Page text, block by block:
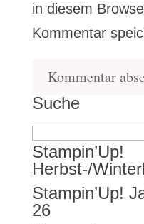
in diesem
Kommentar
Suche
Suchen
nach:
Stampin’Up!
Herbst-/
Stampin’Up!
26